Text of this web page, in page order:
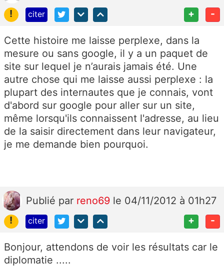
!
citer + -
Cette histoire me laisse perplexe, dans la
mesure ou sans google, il y a un paquet de
site sur lequel je n’aurais jamais été. Une
autre chose qui me laisse aussi perplexe : la
plupart des internautes que je connais, vont
d'abord sur google pour aller sur un site,
même lorsqu'ils connaissent l'adresse, au lieu
de la saisir directement dans leur navigateur,
je me demande bien pourquoi.
Publié par reno69 le 04/11/2012 à 01h27
!
citer + -
Bonjour, attendons de voir les résultats car le
diplomatie .....